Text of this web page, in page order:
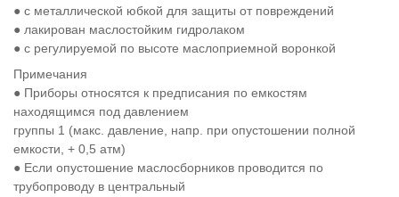
● с металлической юбкой для защиты от повреждений
● лакирован маслостойким гидролаком
● с регулируемой по высоте маслоприемной воронкой
Примечания
● Приборы относятся к предписания по емкостям
находящимся под давлением
группы 1 (макс. давление, напр. при опустошении полной
емкости, + 0,5 атм)
● Если опустошение маслосборников проводится по
трубопроводу в центральный